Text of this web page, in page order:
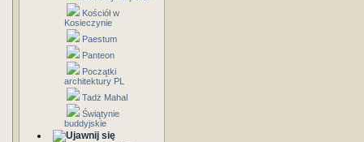
Kościół w
Kosieczynie
Paestum
Panteon
Początki
architektury PL
Tadż Mahal
Świątynie
buddyjskie